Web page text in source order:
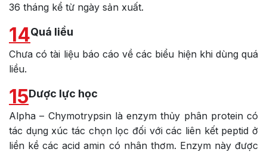
36 tháng kể từ ngày sản xuất.
14Quá liều
Chưa có tài liệu báo cáo về các biểu hiện khi dùng quá
liều.
15Dược lực học
Alpha – Chymotrypsin là enzym thủy phân protein có
tác dụng xúc tác chọn lọc đối với các liên kết peptid ở
liền kề các acid amin có nhân thơm. Enzym này được